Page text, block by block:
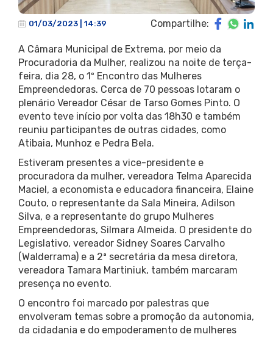
01/03/2023 | 14:39 Compartilhe:
A Câmara Municipal de Extrema, por meio da
Procuradoria da Mulher, realizou na noite de terça-
feira, dia 28, o 1º Encontro das Mulheres
Empreendedoras. Cerca de 70 pessoas lotaram o
plenário Vereador César de Tarso Gomes Pinto. O
evento teve início por volta das 18h30 e também
reuniu participantes de outras cidades, como
Atibaia, Munhoz e Pedra Bela.
Estiveram presentes a vice-presidente e
procuradora da mulher, vereadora Telma Aparecida
Maciel, a economista e educadora financeira, Elaine
Couto, o representante da Sala Mineira, Adilson
Silva, e a representante do grupo Mulheres
Empreendedoras, Silmara Almeida. O presidente do
Legislativo, vereador Sidney Soares Carvalho
(Walderrama) e a 2ª secretária da mesa diretora,
vereadora Tamara Martiniuk, também marcaram
presença no evento.
O encontro foi marcado por palestras que
envolveram temas sobre a promoção da autonomia,
da cidadania e do empoderamento de mulheres